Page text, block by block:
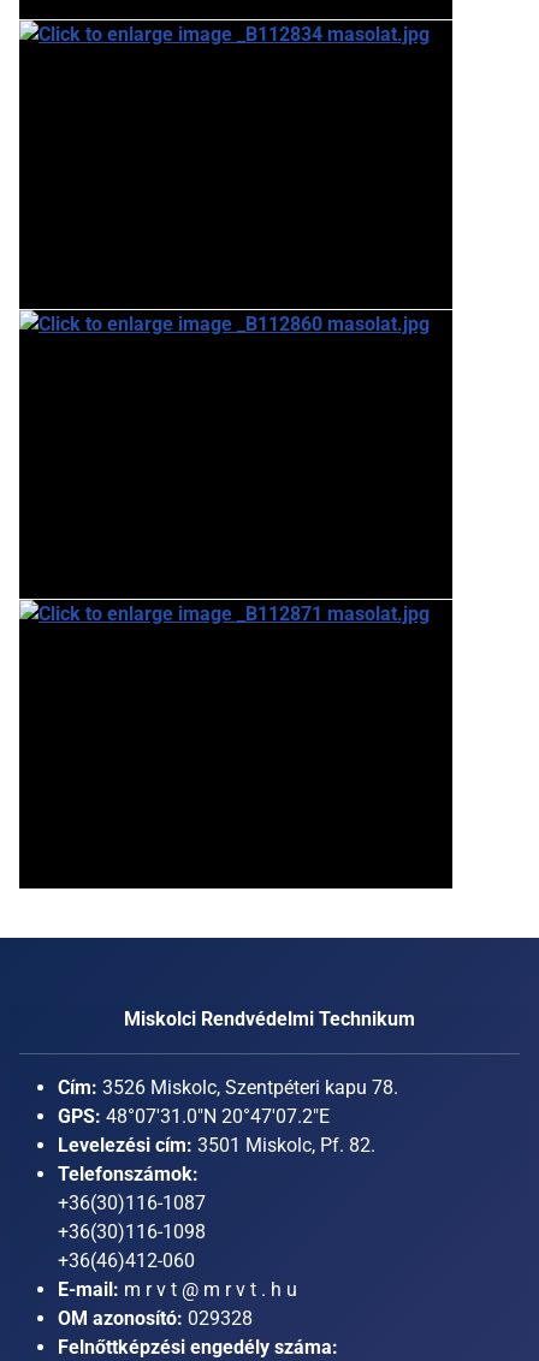
Miskolci Rendvédelmi Technikum
Cím: 3526 Miskolc, Szentpéteri kapu 78.
GPS: 48°07'31.0"N 20°47'07.2"E
Levelezési cím: 3501 Miskolc, Pf. 82.
Telefonszámok:
+36(30)116-1087
+36(30)116-1098
+36(46)412-060
E-mail: m r v t @ m r v t . h u
OM azonosító: 029328
Felnőttképzési engedély száma: